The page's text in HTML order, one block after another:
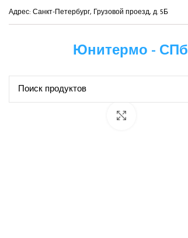
Адрес: Санкт-Петербург, Грузовой проезд, д. 5Б
Юнитермо - СПб